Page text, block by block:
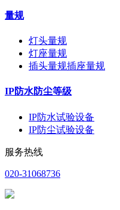
量规
灯头量规
灯座量规
插头量规插座量规
IP防水防尘等级
IP防水试验设备
IP防尘试验设备
服务热线
020-31068736